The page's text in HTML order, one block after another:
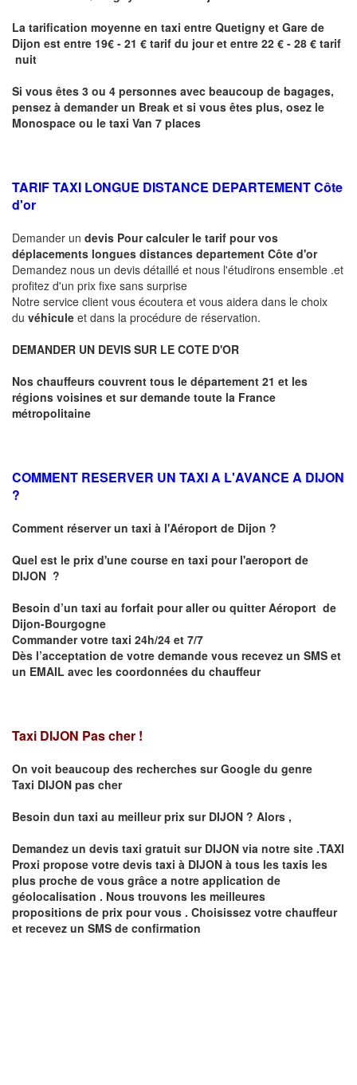
La tarification moyenne en taxi entre Quetigny et Gare de
Dijon est entre 19€ - 21 € tarif du jour et entre 22 € - 28 € tarif
nuit
Si vous êtes 3 ou 4 personnes avec beaucoup de bagages,
pensez à demander un Break et si vous êtes plus, osez le
Monospace ou le taxi Van 7 places
TARIF TAXI LONGUE DISTANCE DEPARTEMENT Côte
d'or
Demander un devis Pour calculer le tarif pour vos
déplacements longues distances departement Côte d'or
Demandez nous un devis détaillé et nous l'étudirons ensemble .et
profitez d'un prix fixe sans surprise
Notre service client vous écoutera et vous aidera dans le choix
du véhicule et dans la procédure de réservation.
DEMANDER UN DEVIS SUR LE COTE D'OR
Nos chauffeurs couvrent tous le département 21 et les
régions voisines et sur demande toute la France
métropolitaine
COMMENT RESERVER UN TAXI A L'AVANCE A DIJON
?
Comment réserver un taxi à l'Aéroport de Dijon ?
Quel est le prix d'une course en taxi pour l'aeroport de
DIJON ?
Besoin d’un taxi au forfait pour aller ou quitter Aéroport de
Dijon-Bourgogne
Commander votre taxi 24h/24 et 7/7
Dès l’acceptation de votre demande vous recevez un SMS et
un EMAIL avec les coordonnées du chauffeur
Taxi DIJON Pas cher !
On voit beaucoup des recherches sur Google du genre
Taxi DIJON pas cher
Besoin dun taxi au meilleur prix sur DIJON ? Alors ,
Demandez un devis taxi gratuit sur DIJON via notre site .TAXI
Proxi propose votre devis taxi à DIJON à tous les taxis les
plus proche de vous grâce a notre application de
géolocalisation . Nous trouvons les meilleures
propositions de prix pour vous . Choisissez votre chauffeur
et recevez un SMS de confirmation